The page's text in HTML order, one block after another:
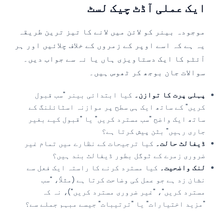
ایک عملی آڈٹ چیک لسٹ
موجودہ بینر کو لائن میں لانے کا تیز ترین طریقہ
یہ ہے کہ اسے اوپر کے زمروں کے خلاف چلائیں اور ہر
آئٹم کا ایک دستاویزی ہاں یا نہ سے جواب دیں۔
سوالات جان بوجھ کر ٹھوس ہیں۔
پہلی پرت کا توازن۔ کیا ابتدائی بینر "سب قبول
کریں" کے ساتھ ایک ہی سطح پر موازنہ اسٹائلنگ کے
ساتھ ایک واضح "سب مسترد کریں" یا "قبول کیے بغیر
جاری رہیں" بٹن پیش کرتا ہے؟
ڈیفالٹ حالت۔ کیا ترجیحات کے نظارے میں تمام غیر
ضروری زمرے کے ٹوگل بطور ڈیفالٹ بند ہیں؟
لنک واضحیت۔ کیا مسترد کرنے کا راستہ ایک فعل سے
نشان زد ہے جو عمل کی وضاحت کرتا ہے (مثلاً، "سب
مسترد کریں"، "غیر ضروری مسترد کریں")، نہ کہ
"مزید اختیارات" یا "ترتیبات" جیسے مبہم جملے سے؟